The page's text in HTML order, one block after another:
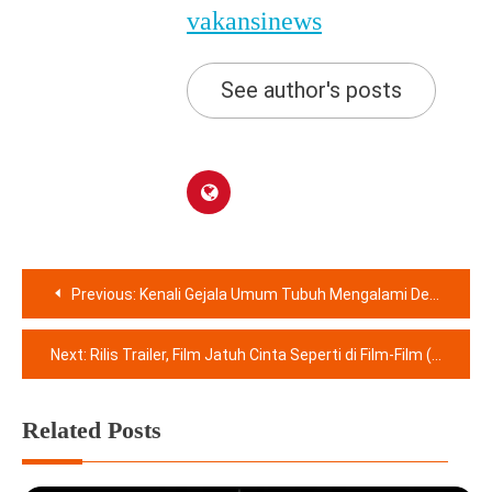
vakansinews
See author's posts
Navigasi
pos
Previous: Kenali Gejala Umum Tubuh Mengalami Dehidrasi
Next: Rilis Trailer, Film Jatuh Cinta Seperti di Film-Film (JESEDEF) Sajikan Cerita Cinta dalam Elemen Visual 80 Persen Hitam Putih
Related Posts